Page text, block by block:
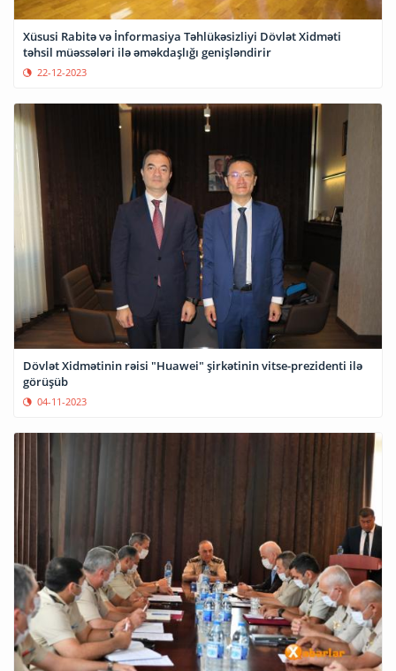
Xüsusi Rabitə və İnformasiya Təhlükəsizliyi Dövlət Xidməti
təhsil müəssələri ilə əməkdaşlığı genişləndirir
22-12-2023
Dövlət Xidmətinin rəisi "Huawei" şirkətinin vitse-prezidenti ilə
görüşüb
04-11-2023